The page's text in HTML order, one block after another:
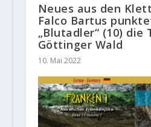
Neues aus den
Falco Bartus
„Blutadler“ (10) die
Göttinger Wald
10. Mai 2022